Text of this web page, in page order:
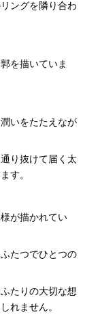
ングを隣り合わ
を描いていま
いをたたえなが
り抜けて届く太
す。
が描かれてい
たつでひとつの
たりの大切な想
れません。